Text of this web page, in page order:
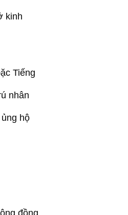
kinh
Tiếng
nhân
hộ